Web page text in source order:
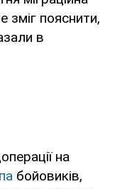
зміг пояснити,
в
на
бойовиків,